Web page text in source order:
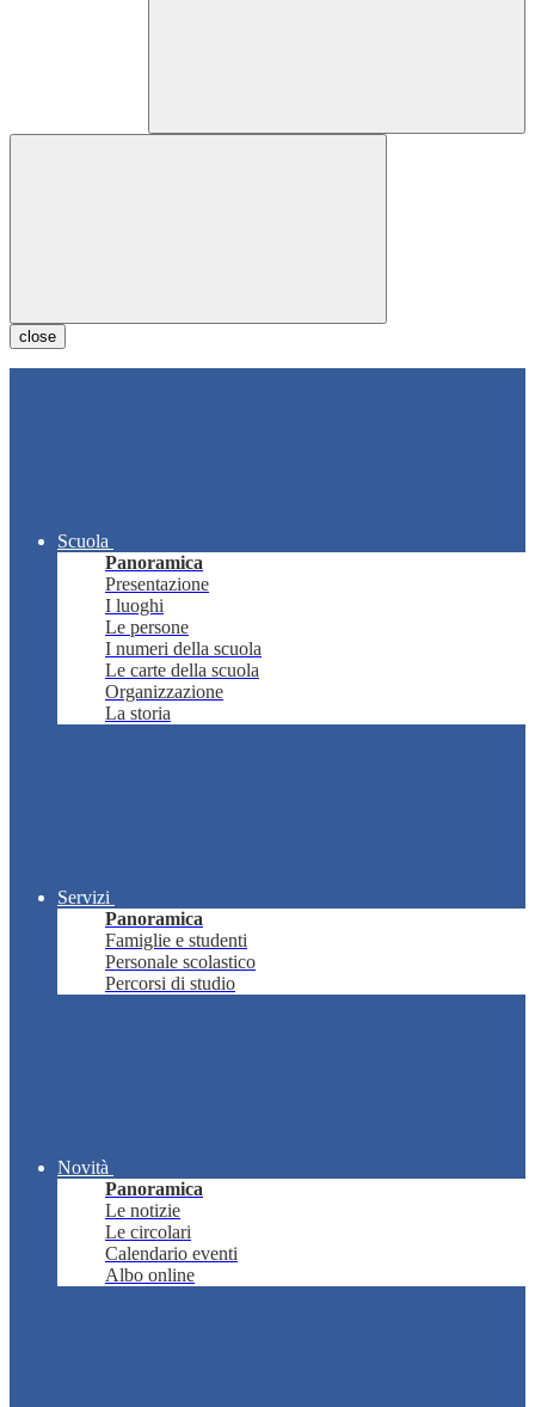
close
Scuola
Panoramica
Presentazione
I luoghi
Le persone
I numeri della scuola
Le carte della scuola
Organizzazione
La storia
Servizi
Panoramica
Famiglie e studenti
Personale scolastico
Percorsi di studio
Novità
Panoramica
Le notizie
Le circolari
Calendario eventi
Albo online